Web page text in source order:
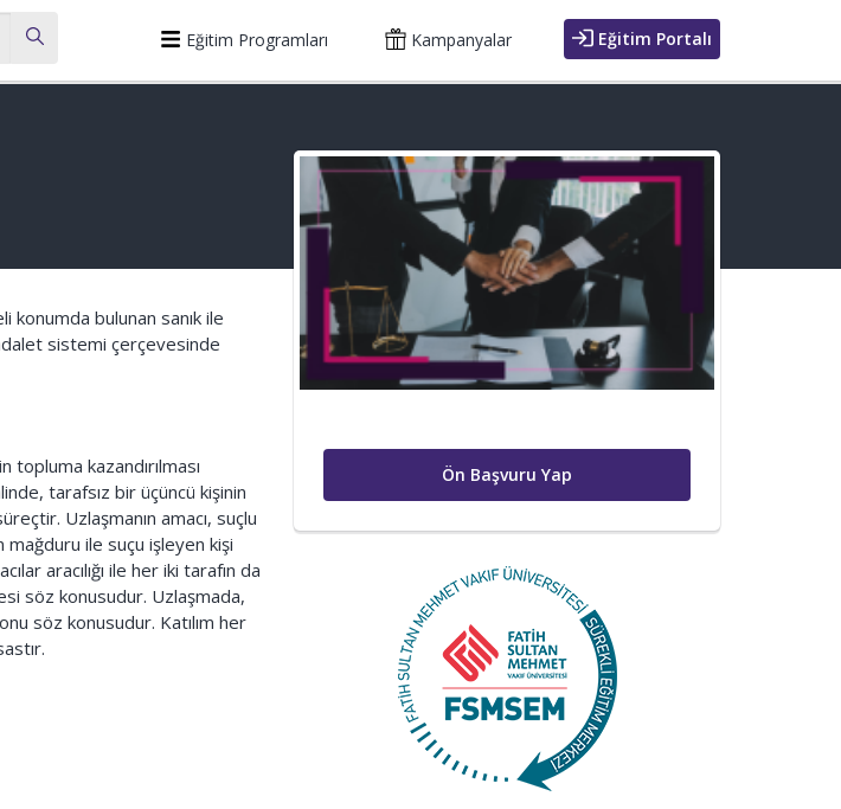
Eğitim Programları Kampanyalar Eğitim Portalı
konumda bulunan sanık ile
sistemi çerçevesinde
topluma kazandırılması
tarafsız bir üçüncü kişinin
Uzlaşmanın amacı, suçlu
mağduru ile suçu işleyen kişi
aracılığı ile her iki tarafın da
söz konusudur. Uzlaşmada,
söz konusudur. Katılım her
Ön Başvuru Yap